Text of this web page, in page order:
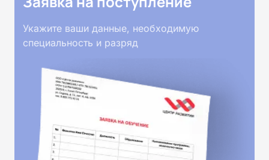
Укажите ваши данные, необходимую
специальность и разряд